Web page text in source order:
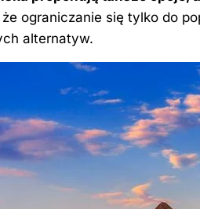
ograniczanie się tylko do
alternatyw.